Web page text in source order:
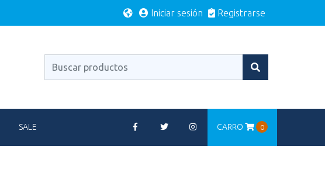
Iniciar sesión Registrarse
SALE CARRO 0